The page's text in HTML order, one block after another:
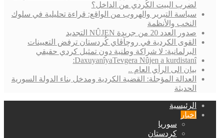
لضرب البيت الكُردي من الداخل؟
سياسة التبرير والهروب من الواقع: قراءة تحليلية في سلوك
النخب والأنظمة
صدور العدد 20 من جريدة NÛJEN التجديد
القوى الكردية في روچآڤاي كُردستان ترفض التعيينات
البرلمانية: لا شراكة وطنية دون تمثيل كردي حقيقي
DaxuyanîyaTevgera Nûjen a kurdistanî:
بيان الى الرأي العام ..
العدالة المؤجلة: القضية الكردية ومدخل بناء الدولة السورية
الحديثة
الرئيسية
اخبار
سوريا
كردستان